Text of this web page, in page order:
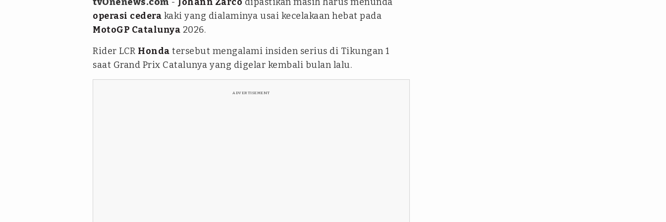
operasi cedera kaki yang dialaminya usai kecelakaan hebat pada
MotoGP Catalunya 2026.
Rider LCR Honda tersebut mengalami insiden serius di Tikungan 1
saat Grand Prix Catalunya yang digelar kembali bulan lalu.
ADVERTISEMENT